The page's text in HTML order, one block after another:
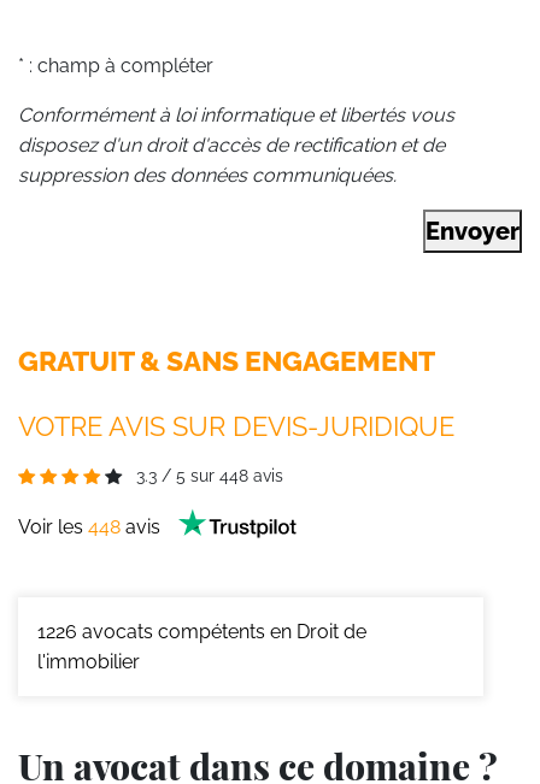
* : champ à compléter
Conformément à loi informatique et libertés vous
disposez d'un droit d'accès de rectification et de
suppression des données communiquées.
Envoyer
GRATUIT & SANS ENGAGEMENT
VOTRE AVIS SUR DEVIS-JURIDIQUE
3.3 / 5 sur 448 avis
Voir les 448 avis
1226 avocats compétents en Droit de
l'immobilier
Un avocat dans ce domaine ?